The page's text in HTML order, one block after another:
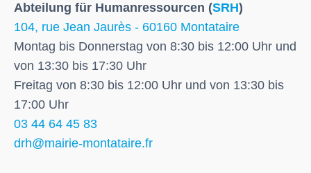
Abteilung für Humanressourcen (SRH)
104, rue Jean Jaurès - 60160 Montataire
Montag bis Donnerstag von 8:30 bis 12:00 Uhr und
von 13:30 bis 17:30 Uhr
Freitag von 8:30 bis 12:00 Uhr und von 13:30 bis
17:00 Uhr
03 44 64 45 83
drh@mairie-montataire.fr